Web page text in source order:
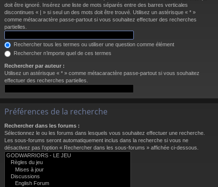
doit être ignoré. Insérez une liste de mots séparés entre des barres verticales
discontinues « | » si seul un des mots doit être trouvé. Utilisez un astérisque « * »
comme métacaractère passe-partout si vous souhaitez effectuer des recherches
partielles.
Rechercher tous les termes ou utiliser une question comme élément
Rechercher n’importe quel de ces termes
Rechercher par auteur :
Utilisez un astérisque « * » comme métacaractère passe-partout si vous souhaitez
effectuer des recherches partielles.
Préférences de la recherche
Rechercher dans les forums :
Sélectionnez le ou les forums dans lesquels vous souhaitez effectuer une recherche.
Les sous-forums seront automatiquement inclus dans la recherche si vous ne
désactivez pas l’option « Rechercher dans les sous-forums » affichée ci-dessous.